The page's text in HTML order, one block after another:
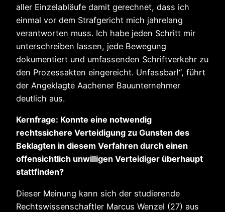
aller Einzelabläufe damit gerechnet, dass ich
einmal vor dem Strafgericht mich jahrelang
verantworten muss. Ich habe jeden Schritt mir
unterschreiben lassen, jede Bewegung
dokumentiert und umfassenden Schriftverkehr zu
den Prozessakten eingereicht. Unfassbar!“, führt
der Angeklagte Aachener Bauunternehmer
deutlich aus.
Kernfrage: Konnte eine notwendig
rechtssichere Verteidigung zu Gunsten des
Beklagten in diesem Verfahren durch einen
offensichtlich unwilligen Verteidiger überhaupt
stattfinden?
Dieser Meinung kann sich der studierende
Rechtswissenschaftler Marcus Wenzel (27) aus